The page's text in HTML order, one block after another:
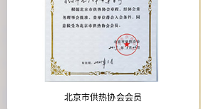
北京市供热协会会员